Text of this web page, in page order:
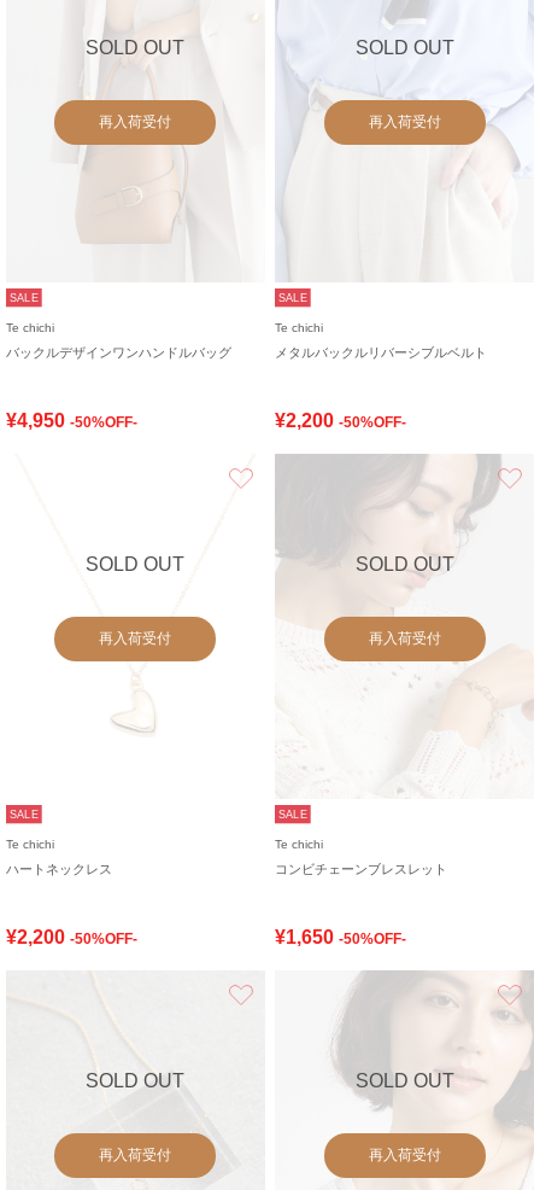
SOLD OUT
再入荷受付
SALE
Te chichi
バックルデザインワンハンドルバッグ
¥4,950 -50%OFF-
SOLD OUT
再入荷受付
SALE
Te chichi
メタルバックルリバーシブルベルト
¥2,200 -50%OFF-
SOLD OUT
再入荷受付
SALE
Te chichi
ハートネックレス
¥2,200 -50%OFF-
SOLD OUT
再入荷受付
SALE
Te chichi
コンビチェーンブレスレット
¥1,650 -50%OFF-
SOLD OUT
再入荷受付
SOLD OUT
再入荷受付